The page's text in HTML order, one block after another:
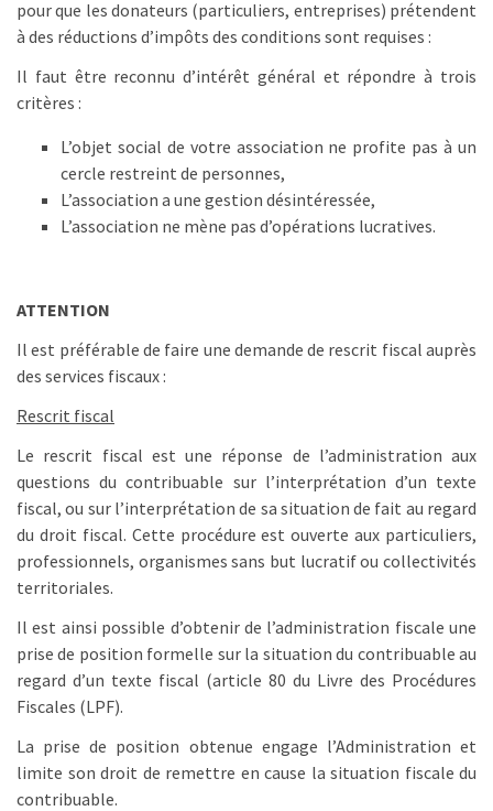
pour que les donateurs (particuliers, entreprises) prétendent
à des réductions d’impôts des conditions sont requises :
Il faut être reconnu d’intérêt général et répondre à trois
critères :
L’objet social de votre association ne profite pas à un
cercle restreint de personnes,
L’association a une gestion désintéressée,
L’association ne mène pas d’opérations lucratives.
ATTENTION
Il est préférable de faire une demande de rescrit fiscal auprès
des services fiscaux :
Rescrit fiscal
Le rescrit fiscal est une réponse de l’administration aux
questions du contribuable sur l’interprétation d’un texte
fiscal, ou sur l’interprétation de sa situation de fait au regard
du droit fiscal. Cette procédure est ouverte aux particuliers,
professionnels, organismes sans but lucratif ou collectivités
territoriales.
Il est ainsi possible d’obtenir de l’administration fiscale une
prise de position formelle sur la situation du contribuable au
regard d’un texte fiscal (article 80 du Livre des Procédures
Fiscales (LPF).
La prise de position obtenue engage l’Administration et
limite son droit de remettre en cause la situation fiscale du
contribuable.